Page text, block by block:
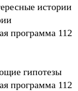
истории
программа 112
гипотезы
программа 112